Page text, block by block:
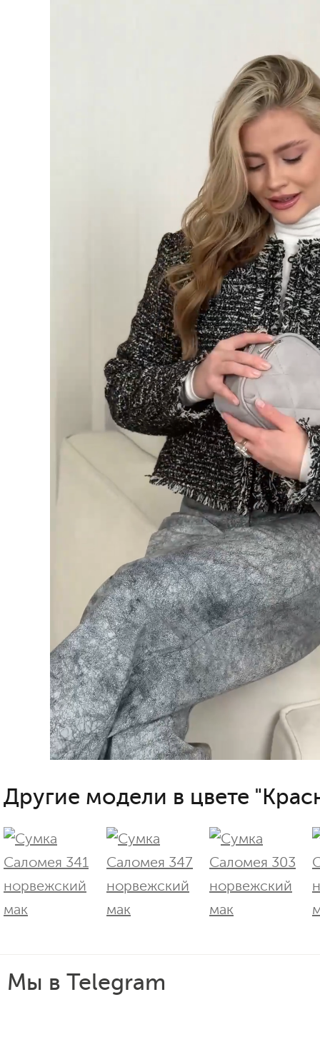
Другие модели в цвете
Мы в Telegram